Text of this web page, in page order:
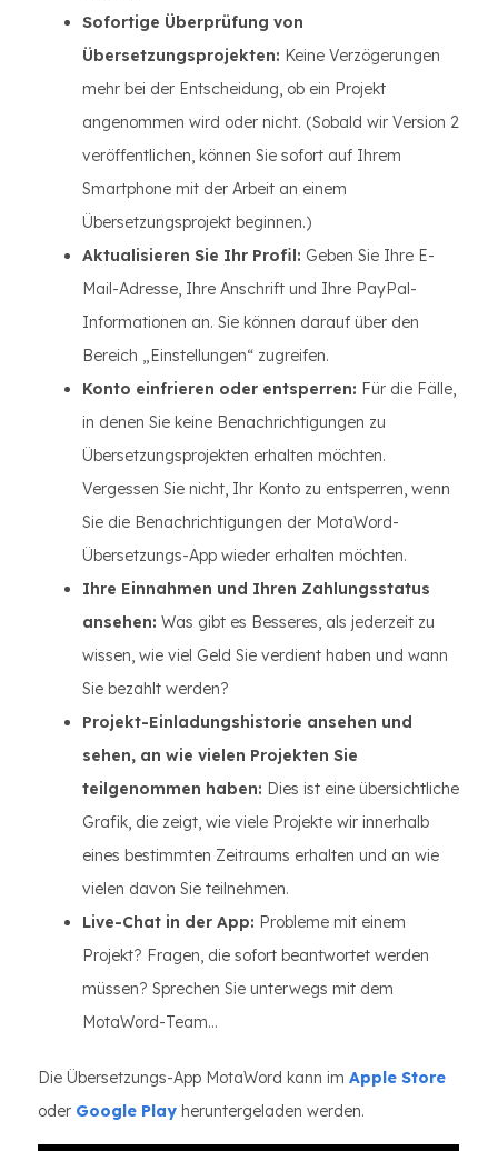
Sofortige Überprüfung von
Übersetzungsprojekten: Keine Verzögerungen
mehr bei der Entscheidung, ob ein Projekt
angenommen wird oder nicht. (Sobald wir Version 2
veröffentlichen, können Sie sofort auf Ihrem
Smartphone mit der Arbeit an einem
Übersetzungsprojekt beginnen.)
Aktualisieren Sie Ihr Profil: Geben Sie Ihre E-
Mail-Adresse, Ihre Anschrift und Ihre PayPal-
Informationen an. Sie können darauf über den
Bereich „Einstellungen“ zugreifen.
Konto einfrieren oder entsperren: Für die Fälle,
in denen Sie keine Benachrichtigungen zu
Übersetzungsprojekten erhalten möchten.
Vergessen Sie nicht, Ihr Konto zu entsperren, wenn
Sie die Benachrichtigungen der MotaWord-
Übersetzungs-App wieder erhalten möchten.
Ihre Einnahmen und Ihren Zahlungsstatus
ansehen: Was gibt es Besseres, als jederzeit zu
wissen, wie viel Geld Sie verdient haben und wann
Sie bezahlt werden?
Projekt-Einladungshistorie ansehen und
sehen, an wie vielen Projekten Sie
teilgenommen haben: Dies ist eine übersichtliche
Grafik, die zeigt, wie viele Projekte wir innerhalb
eines bestimmten Zeitraums erhalten und an wie
vielen davon Sie teilnehmen.
Live-Chat in der App: Probleme mit einem
Projekt? Fragen, die sofort beantwortet werden
müssen? Sprechen Sie unterwegs mit dem
MotaWord-Team...
Die Übersetzungs-App MotaWord kann im Apple Store
oder Google Play heruntergeladen werden.